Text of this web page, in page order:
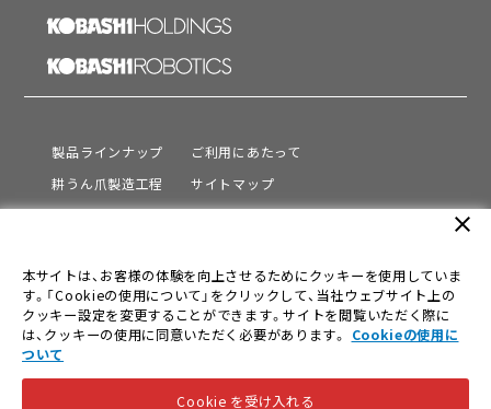
製品ラインナップ
耕うん爪製造工程
サポート
会社情報
採用情報
ニュース
ご利用にあたって
サイトマップ
プライバシーポリシー
© KOBASHI INDUSTRIES CO.,LTD. All Rights Reserved.
本サイトは、お客様の体験を向上させるためにクッキーを使用していま
す。「Cookieの使用について」をクリックして、当社ウェブサイト上の
クッキー設定を変更することができます。サイトを閲覧いただく際に
は、クッキーの使用に同意いただく必要があります。 Cookieの使用に
ついて
Cookie を受け入れる
close